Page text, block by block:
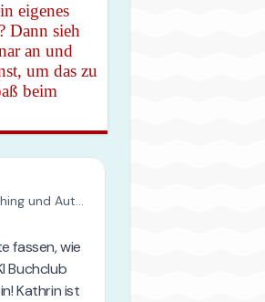
eigenes
Dann sieh
an und
um das zu
beim